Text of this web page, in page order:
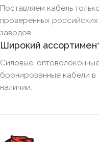
Поставляем кабель
проверенных российских
заводов.
Широкий
Силовые,
бронированные кабели в
наличии.